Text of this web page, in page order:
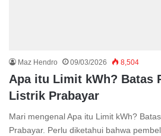
Maz Hendro 09/03/2026 8,504
Apa itu Limit kWh? Batas
Listrik Prabayar
Mari mengenal Apa itu Limit kWh?
Prabayar. Perlu diketahui bahwa